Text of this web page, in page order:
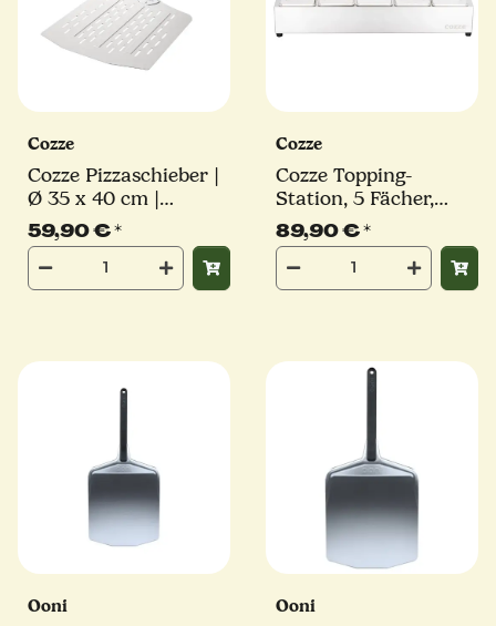
Cozze
Cozze Pizzaschieber |
Ø 35 x 40 cm |
perforiert | Stiel 41
cm | eckig
59,90 €*
Cozze
Cozze Topping-
Station, 5 Fächer,
Edelstahl
89,90 €*
Ooni Ooni